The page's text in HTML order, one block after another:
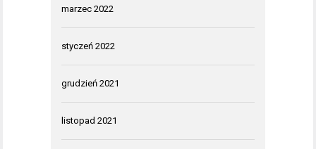
marzec 2022
styczeń 2022
grudzień 2021
listopad 2021